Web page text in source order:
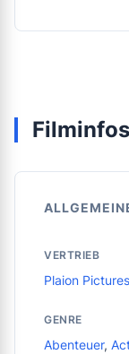
Filminfos
VERTRIEB
Plaion Pictures
GENRE
Abenteuer,